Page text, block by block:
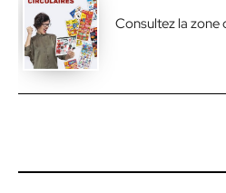
Consultez la zone